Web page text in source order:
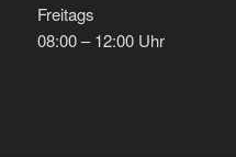
Freitags
08:00 – 12:00 Uhr